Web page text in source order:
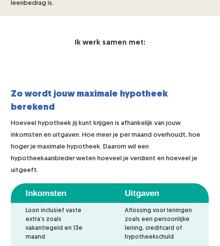
leenbedrag is.
Ik werk samen met:
Zo wordt jouw maximale hypotheek
berekend
Hoeveel hypotheek jij kunt krijgen is afhankelijk van jouw
inkomsten en uitgaven. Hoe meer je per maand overhoudt, hoe
hoger je maximale hypotheek. Daarom wil een
hypotheekaanbieder weten hoeveel je verdient en hoeveel je
uitgeeft.
Inkomsten Uitgaven
Loon inclusief vaste
extra’s zoals
vakantiegeld en 13e
maand
Aflossing voor leningen
zoals een persoonlijke
lening, creditcard of
hypotheekschuld